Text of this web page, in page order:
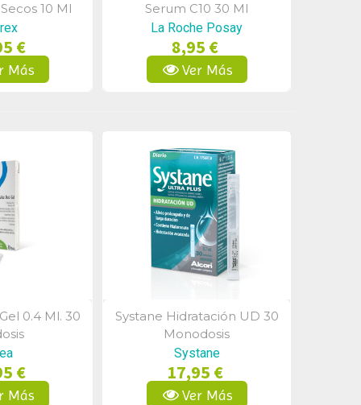
10 Ml
€
Más
Serum C10 30 Ml
La Roche Posay
8,95 €
Ver Más
Rápida0.4 Ml. 30
€
Más
Vista Rápida
Systane Hidratación UD 30
Monodosis
Systane
17,95 €
Ver Más